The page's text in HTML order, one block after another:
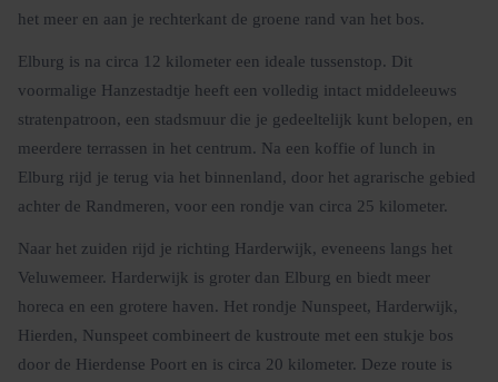
het meer en aan je rechterkant de groene rand van het bos.
Elburg is na circa 12 kilometer een ideale tussenstop. Dit
voormalige Hanzestadtje heeft een volledig intact middeleeuws
stratenpatroon, een stadsmuur die je gedeeltelijk kunt belopen, en
meerdere terrassen in het centrum. Na een koffie of lunch in
Elburg rijd je terug via het binnenland, door het agrarische gebied
achter de Randmeren, voor een rondje van circa 25 kilometer.
Naar het zuiden rijd je richting Harderwijk, eveneens langs het
Veluwemeer. Harderwijk is groter dan Elburg en biedt meer
horeca en een grotere haven. Het rondje Nunspeet, Harderwijk,
Hierden, Nunspeet combineert de kustroute met een stukje bos
door de Hierdense Poort en is circa 20 kilometer. Deze route is